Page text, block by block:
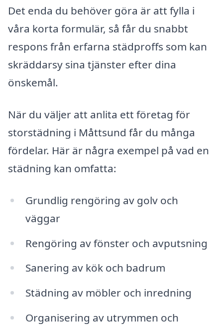
Det enda du behöver göra är att fylla i
våra korta formulär, så får du snabbt
respons från erfarna städproffs som kan
skräddarsy sina tjänster efter dina
önskemål.
När du väljer att anlita ett företag för
storstädning i Måttsund får du många
fördelar. Här är några exempel på vad en
städning kan omfatta:
Grundlig rengöring av golv och
väggar
Rengöring av fönster och avputsning
Sanering av kök och badrum
Städning av möbler och inredning
Organisering av utrymmen och